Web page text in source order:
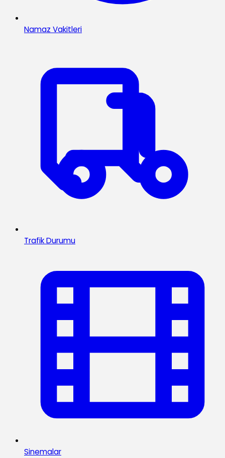
Namaz Vakitleri
Trafik Durumu
Sinemalar